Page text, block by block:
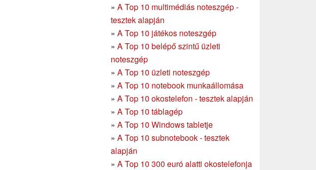
» A Top 10 multimédiás noteszgép -
tesztek alapján
» A Top 10 játékos noteszgép
» A Top 10 belépő szintű üzleti
noteszgép
» A Top 10 üzleti noteszgép
» A Top 10 notebook munkaállomása
» A Top 10 okostelefon - tesztek alapján
» A Top 10 táblagép
» A Top 10 Windows tabletje
» A Top 10 subnotebook - tesztek
alapján
» A Top 10 300 euró alatti okostelefonja